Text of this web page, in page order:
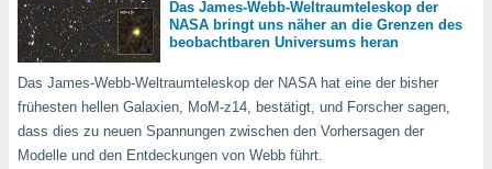
um
zu
Das James-Webb-Weltraumteleskop der
NASA bringt uns näher an die Grenzen des
beobachtbaren Universums heran
Das James-Webb-Weltraumteleskop der NASA hat eine der bisher
frühesten hellen Galaxien, MoM-z14, bestätigt, und Forscher sagen,
dass dies zu neuen Spannungen zwischen den Vorhersagen der
Modelle und den Entdeckungen von Webb führt.